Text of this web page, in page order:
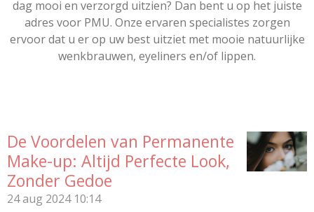
dag mooi en verzorgd uitzien? Dan bent u op het juiste
adres voor PMU. Onze ervaren specialistes zorgen
ervoor dat u er op uw best uitziet met mooie natuurlijke
wenkbrauwen, eyeliners en/of lippen.
De Voordelen van Permanente
Make-up: Altijd Perfecte Look,
Zonder Gedoe
24 aug 2024 10:14